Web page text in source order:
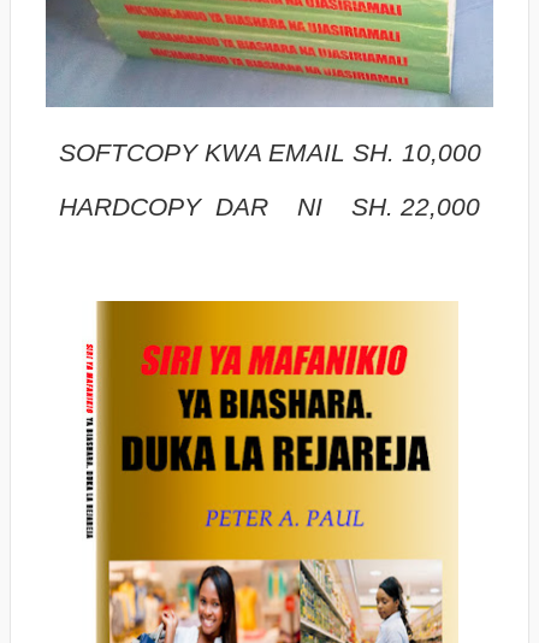
SOFTCOPY KWA EMAIL SH. 10,000
HARDCOPY DAR NI SH. 22,000